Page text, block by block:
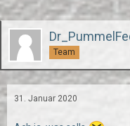
Team
31. Januar 2020